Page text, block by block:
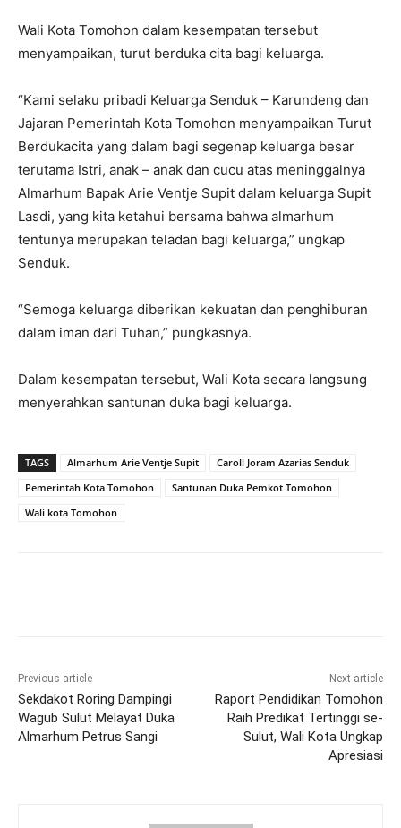
Wali Kota Tomohon dalam kesempatan tersebut
menyampaikan, turut berduka cita bagi keluarga.
“Kami selaku pribadi Keluarga Senduk – Karundeng dan
Jajaran Pemerintah Kota Tomohon menyampaikan Turut
Berdukacita yang dalam bagi segenap keluarga besar
terutama Istri, anak – anak dan cucu atas meninggalnya
Almarhum Bapak Arie Ventje Supit dalam keluarga Supit
Lasdi, yang kita ketahui bersama bahwa almarhum
tentunya merupakan teladan bagi keluarga,” ungkap
Senduk.
“Semoga keluarga diberikan kekuatan dan penghiburan
dalam iman dari Tuhan,” pungkasnya.
Dalam kesempatan tersebut, Wali Kota secara langsung
menyerahkan santunan duka bagi keluarga.
TAGS Almarhum Arie Ventje Supit
Caroll Joram Azarias Senduk
Pemerintah Kota Tomohon
Santunan Duka Pemkot Tomohon
Wali kota Tomohon
Previous article
Sekdakot Roring Dampingi
Wagub Sulut Melayat Duka
Almarhum Petrus Sangi
Next article
Raport Pendidikan Tomohon
Raih Predikat Tertinggi se-
Sulut, Wali Kota Ungkap
Apresiasi